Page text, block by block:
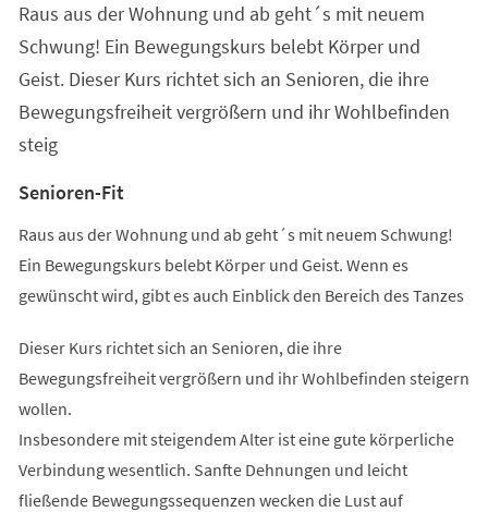
Raus aus der Wohnung und ab geht´s mit neuem
Schwung! Ein Bewegungskurs belebt Körper und
Geist. Dieser Kurs richtet sich an Senioren, die ihre
Bewegungsfreiheit vergrößern und ihr Wohlbefinden
steig
Senioren-Fit
Raus aus der Wohnung und ab geht´s mit neuem Schwung!
Ein Bewegungskurs belebt Körper und Geist. Wenn es
gewünscht wird, gibt es auch Einblick den Bereich des Tanzes
Dieser Kurs richtet sich an Senioren, die ihre
Bewegungsfreiheit vergrößern und ihr Wohlbefinden steigern
wollen.
Insbesondere mit steigendem Alter ist eine gute körperliche
Verbindung wesentlich. Sanfte Dehnungen und leicht
fließende Bewegungssequenzen wecken die Lust auf